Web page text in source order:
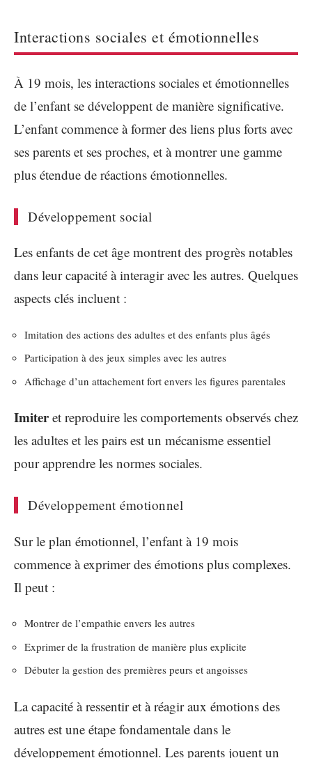
Interactions sociales et émotionnelles
À 19 mois, les interactions sociales et émotionnelles
de l’enfant se développent de manière significative.
L’enfant commence à former des liens plus forts avec
ses parents et ses proches, et à montrer une gamme
plus étendue de réactions émotionnelles.
Développement social
Les enfants de cet âge montrent des progrès notables
dans leur capacité à interagir avec les autres. Quelques
aspects clés incluent :
Imitation des actions des adultes et des enfants plus âgés
Participation à des jeux simples avec les autres
Affichage d’un attachement fort envers les figures parentales
Imiteret reproduire les comportements observés chez
les adultes et les pairs est un mécanisme essentiel
pour apprendre les normes sociales.
Développement émotionnel
Sur le plan émotionnel, l’enfant à 19 mois
commence à exprimer des émotions plus complexes.
Il peut :
Montrer de l’empathie envers les autres
Exprimer de la frustration de manière plus explicite
Débuter la gestion des premières peurs et angoisses
La capacité à ressentir et à réagir aux émotions des
autres est une étape fondamentale dans le
développement émotionnel. Les parents jouent un